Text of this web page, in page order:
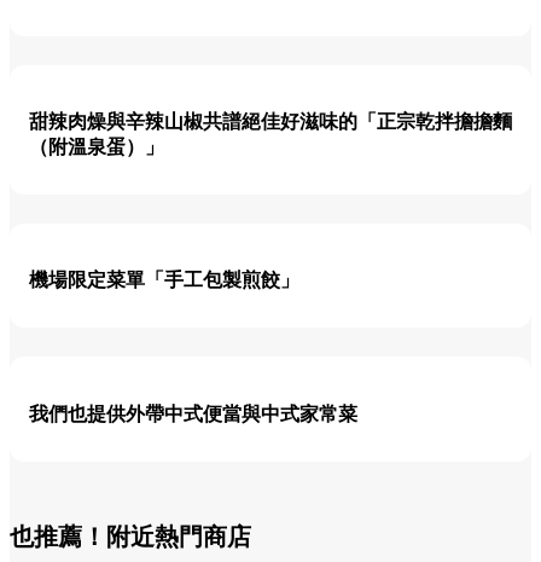
甜辣肉燥與辛辣山椒共譜絕佳好滋味的「正宗乾拌擔擔麵
（附溫泉蛋）」
機場限定菜單「手工包製煎餃」
我們也提供外帶中式便當與中式家常菜
也推薦！附近熱門商店